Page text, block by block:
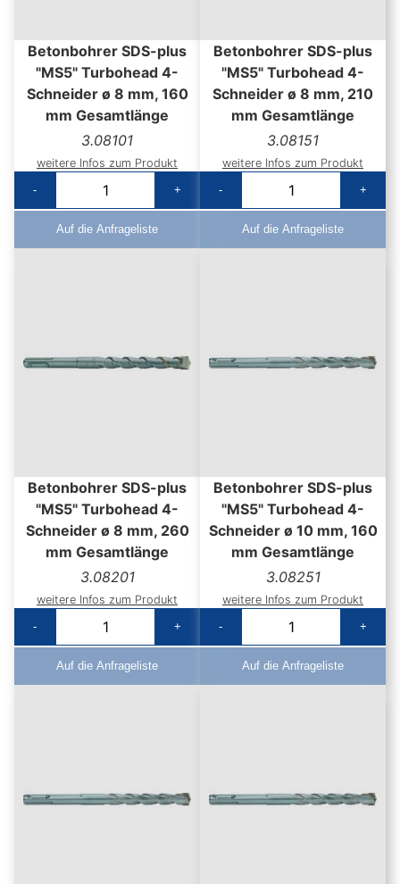
Betonbohrer SDS-plus
"MS5" Turbohead 4-
Schneider ø 8 mm, 160
mm Gesamtlänge
3.08101
weitere Infos zum Produkt
-
+
Auf die Anfrageliste
Betonbohrer SDS-plus
"MS5" Turbohead 4-
Schneider ø 8 mm, 210
mm Gesamtlänge
3.08151
weitere Infos zum Produkt
-
+
Auf die Anfrageliste
Betonbohrer SDS-plus
"MS5" Turbohead 4-
Schneider ø 8 mm, 260
mm Gesamtlänge
3.08201
weitere Infos zum Produkt
-
+
Auf die Anfrageliste
Betonbohrer SDS-plus
"MS5" Turbohead 4-
Schneider ø 10 mm, 160
mm Gesamtlänge
3.08251
weitere Infos zum Produkt
-
+
Auf die Anfrageliste